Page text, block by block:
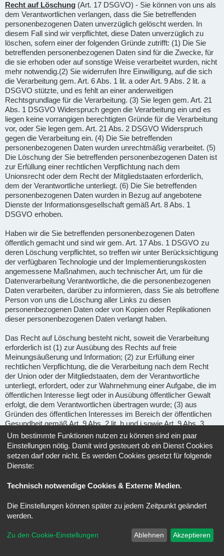
Recht auf Löschung (Art. 17 DSGVO) - Sie können von uns als
dem Verantwortlichen verlangen, dass die Sie betreffenden
personenbezogenen Daten unverzüglich gelöscht werden. In
diesem Fall sind wir verpflichtet, diese Daten unverzüglich zu
löschen, sofern einer der folgenden Gründe zutrifft: (1) Die Sie
betreffenden personenbezogenen Daten sind für die Zwecke, für
die sie erhoben oder auf sonstige Weise verarbeitet wurden, nicht
mehr notwendig.(2) Sie widerrufen Ihre Einwilligung, auf die sich
die Verarbeitung gem. Art. 6 Abs. 1 lit. a oder Art. 9 Abs. 2 lit. a
DSGVO stützte, und es fehlt an einer anderweitigen
Rechtsgrundlage für die Verarbeitung. (3) Sie legen gem. Art. 21
Abs. 1 DSGVO Widerspruch gegen die Verarbeitung ein und es
liegen keine vorrangigen berechtigten Gründe für die Verarbeitung
vor, oder Sie legen gem. Art. 21 Abs. 2 DSGVO Widerspruch
gegen die Verarbeitung ein. (4) Die Sie betreffenden
personenbezogenen Daten wurden unrechtmäßig verarbeitet. (5)
Die Löschung der Sie betreffenden personenbezogenen Daten ist
zur Erfüllung einer rechtlichen Verpflichtung nach dem
Unionsrecht oder dem Recht der Mitgliedstaaten erforderlich,
dem der Verantwortliche unterliegt. (6) Die Sie betreffenden
personenbezogenen Daten wurden in Bezug auf angebotene
Dienste der Informationsgesellschaft gemäß Art. 8 Abs. 1
DSGVO erhoben.
Haben wir die Sie betreffenden personenbezogenen Daten
öffentlich gemacht und sind wir gem. Art. 17 Abs. 1 DSGVO zu
deren Löschung verpflichtet, so treffen wir unter Berücksichtigung
der verfügbaren Technologie und der Implementierungskosten
angemessene Maßnahmen, auch technischer Art, um für die
Datenverarbeitung Verantwortliche, die die personenbezogenen
Daten verarbeiten, darüber zu informieren, dass Sie als betroffene
Person von uns die Löschung aller Links zu diesen
personenbezogenen Daten oder von Kopien oder Replikationen
dieser personenbezogenen Daten verlangt haben.
Das Recht auf Löschung besteht nicht, soweit die Verarbeitung
erforderlich ist (1) zur Ausübung des Rechts auf freie
Meinungsäußerung und Information; (2) zur Erfüllung einer
rechtlichen Verpflichtung, die die Verarbeitung nach dem Recht
der Union oder der Mitgliedstaaten, dem der Verantwortliche
unterliegt, erfordert, oder zur Wahrnehmung einer Aufgabe, die im
öffentlichen Interesse liegt oder in Ausübung öffentlicher Gewalt
erfolgt, die dem Verantwortlichen übertragen wurde; (3) aus
Gründen des öffentlichen Interesses im Bereich der öffentlichen
Gesundheit gemäß Art. 9 Abs. 2 lit. h und i sowie Art. 9 Abs. 3
DSGVO; (4) für im öffentlichen Interesse liegende Archivzwecke,
wissenschaftliche oder historische Forschungszwecke oder für
statistische Zwecke gem. Art. 89 Abs. 1 DSGVO, soweit das
unter Abschnitt a) genannte Recht voraussichtlich die
Verwirklichung der Ziele dieser Verarbeitung unmöglich macht
Ausübung oder Verteidigung von Rechtsansprüchen.
Recht auf Einschränkung der Verarbeitung(Art. 18 DSGVO) -
Unter den folgenden Voraussetzungen können Sie die
Einschränkung der Verarbeitung der Sie betreffenden
personenbezogenen Daten verlangen: wenn Sie die Richtigkeit
Um bestimmte Funktionen nutzen zu können sind ein paar
Einstellungen nötig. Damit wird gesteuert ob ein Dienst Cookies
setzen darf oder nicht. Es werden Cookies gesetzt für folgende
Dienste:
Technisch notwendige Cookies & Externe Medien.
Die Einstellungen können später zu jedem Zeitpunkt geändert
werden.
Zu den Cookie-Einstellungen Ablehnen Akzeptieren